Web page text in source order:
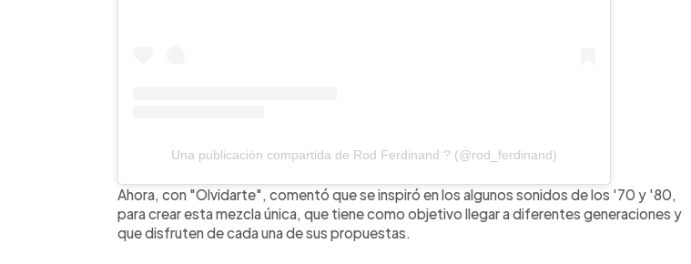
Una publicación compartida de Rod Ferdinand ? (@rod_ferdinand)
Ahora, con "Olvidarte", comentó que se inspiró en los algunos sonidos de los '70 y '80,
para crear esta mezcla única, que tiene como objetivo llegar a diferentes generaciones y
que disfruten de cada una de sus propuestas.